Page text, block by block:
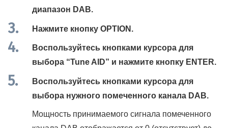
диапазон DAB.
Нажмите кнопку OPTION .
Воспользуйтесь кнопками курсора для
выбора “Tune AID” и нажмите кнопку ENTER.
Воспользуйтесь кнопками курсора для
выбора нужного помеченного канала DAB.
Мощность принимаемого сигнала помеченного